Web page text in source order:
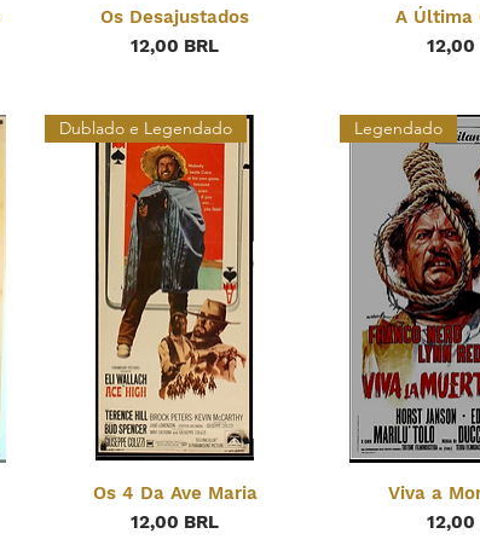
Os Desajustados
Precio
12,00 BRL
A Última
12,00
Dublado e Legendado
Os 4 Da Ave Maria
Precio
12,00 BRL
Legendado
Viva a
12,00